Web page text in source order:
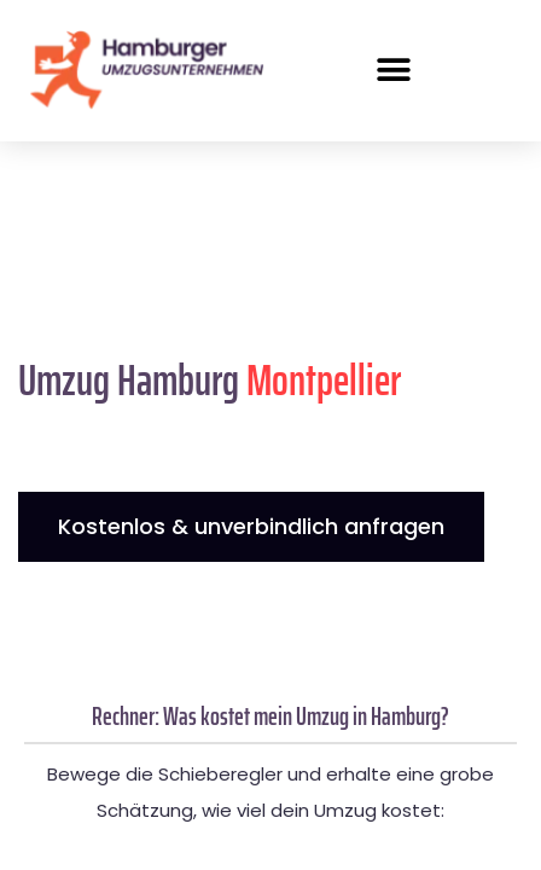
Umzug HamburgMontpellier
Kostenlos & unverbindlich anfragen
Rechner: Was kostet mein Umzug in Hamburg?
Bewege die Schieberegler und erhalte eine grobe
Schätzung, wie viel dein Umzug kostet: